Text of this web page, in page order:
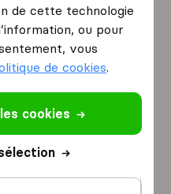
de cette technologie
ou pour
vous
de cookies.
cookies
de